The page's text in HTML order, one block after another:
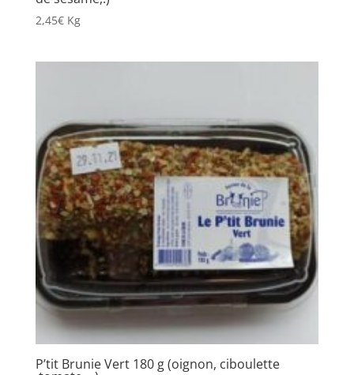
2,45€ Kg
P’tit Brunie Vert 180 g (oignon, ciboulette